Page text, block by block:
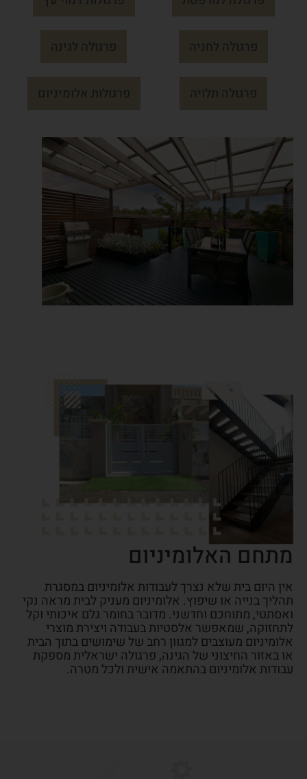
מתחם האלומיניום
אין היום בית שלא נצרך לעבודות אלומיניום במסגרת
תהליך בנייה או שיפוץ. אלומיניום מעניק לבית מראה נקי
ואסתטי, מתוחכם וחדשני. מדובר בחומר גלם איכותי וקל
לתחזוקה, שמאפשר אלסטיות בעבודה ויצירת מוצרי
אלומיניום מעוצבים למגוון רחב של שימושים בתוך הבית
או באזור החיצוני של הגינה, פרגולה ישראלית מספקת
עבודות אלומיניום בהתאמה אישית ולכל מטרה.